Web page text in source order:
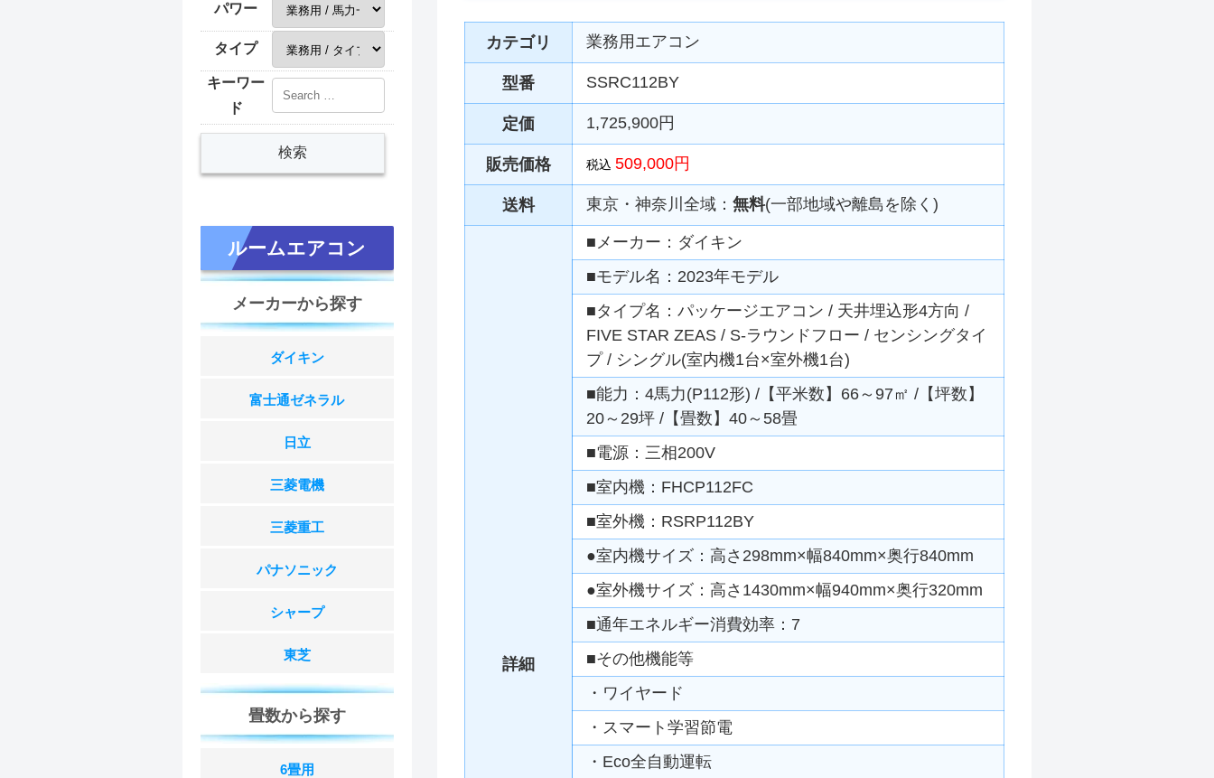
カテゴリ 業務用エアコン
型番 SSRC112BY
定価 1,725,900円
販売価格 税込 509,000円
送料 東京・神奈川全域： 無料(一部地域や離島を除く)
詳細
■メーカー：ダイキン
■モデル名：2023年モデル
■タイプ名：パッケージエアコン / 天井埋込形4方向 /
FIVE STAR ZEAS / S-ラウンドフロー / センシングタイ
プ / シングル(室内機1台×室外機1台)
■能力：4馬力(P112形) /【平米数】66～97㎡ /【坪数】
20～29坪 /【畳数】40～58畳
■電源：三相200V
■室内機：FHCP112FC
■室外機：RSRP112BY
●室内機サイズ：高さ298mm×幅840mm×奥行840mm
●室外機サイズ：高さ1430mm×幅940mm×奥行320mm
■通年エネルギー消費効率：7
■その他機能等
・ワイヤード
・スマート学習節電
・Eco全自動運転
パワー
タイプ
キーワー
ド
ルームエアコン
メーカーから探す
ダイキン
富士通ゼネラル
日立
三菱電機
三菱重工
パナソニック
シャープ
東芝
畳数から探す
6畳用